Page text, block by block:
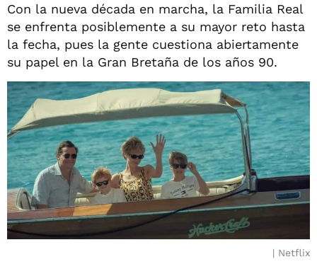
Con la nueva década en marcha, la Familia Real
se enfrenta posiblemente a su mayor reto hasta
la fecha, pues la gente cuestiona abiertamente
su papel en la Gran Bretaña de los años 90.
Netflix